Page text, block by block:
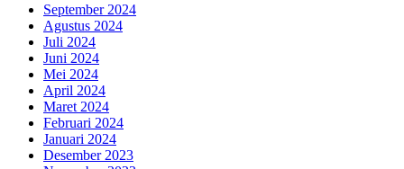
September 2024
Agustus 2024
Juli 2024
Juni 2024
Mei 2024
April 2024
Maret 2024
Februari 2024
Januari 2024
Desember 2023